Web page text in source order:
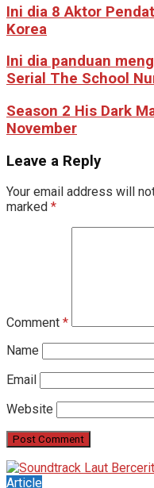
Ini dia 8 Aktor
Korea
Ini dia panduan
Serial The School
Season 2 His Dark
November
Leave a Reply
Your email address will
marked *
Comment *
Name
Email
Website
Article